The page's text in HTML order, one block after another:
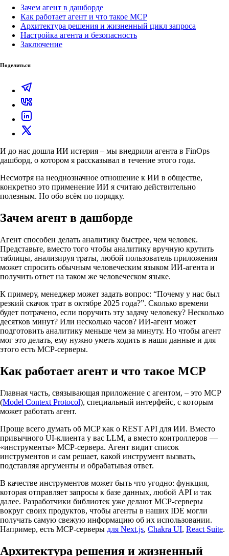
Зачем агент в дашборде
Как работает агент и что такое MCP
Архитектура решения и жизненный цикл запроса
Настройка агента и безопасность
Заключение
Поделиться
И до нас дошла ИИ истерия – мы внедрили агента в FinOps
дашборд, о котором я рассказывал в течение этого года.
Несмотря на неоднозначное отношение к ИИ в обществе,
конкретно это применение ИИ я считаю действительно
полезным. Но обо всём по порядку.
Зачем агент в дашборде
Агент способен делать аналитику быстрее, чем человек.
Представьте, вместо того чтобы аналитику вручную крутить
таблицы, анализируя траты, любой пользователь приложения
может спросить обычным человеческим языком ИИ-агента и
получить ответ на таком же человеческом языке.
К примеру, менеджер может задать вопрос: “Почему у нас был
резкий скачок трат в октябре 2025 года?”. Сколько времени
будет потрачено, если поручить эту задачу человеку? Несколько
десятков минут? Или несколько часов? ИИ-агент может
подготовить аналитику меньше чем за минуту. Но чтобы агент
мог это делать, ему нужно уметь ходить в наши данные и для
этого есть MCP-серверы.
Как работает агент и что такое MCP
Главная часть, связывающая приложение с агентом, – это MCP
(Model Context Protocol), специальный интерфейс, с которым
может работать агент.
Проще всего думать об MCP как о REST API для ИИ. Вместо
привычного UI-клиента у вас LLM, а вместо контроллеров —
«инструменты» MCP-сервера. Агент видит список
инструментов и сам решает, какой инструмент вызвать,
подставляя аргументы и обрабатывая ответ.
В качестве инструментов может быть что угодно: функция,
которая отправляет запросы к базе данных, любой API и так
далее. Разработчики библиотек уже делают MCP-серверы
вокруг своих продуктов, чтобы агенты в наших IDE могли
получать самую свежую информацию об их использовании.
Например, есть MCP-серверы для Next.js, Chakra UI, React Suite.
Архитектура решения и жизненный